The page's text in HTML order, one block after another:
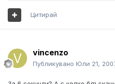
Цитирай
vincenzo
Публикувано Юли 21,